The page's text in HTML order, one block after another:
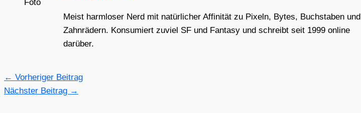
Meist harmloser Nerd mit natürlicher Affinität zu Pixeln, Bytes, Buchstaben und
Zahnrädern. Konsumiert zuviel SF und Fantasy und schreibt seit 1999 online
darüber.
← Vorheriger Beitrag
Nächster Beitrag →